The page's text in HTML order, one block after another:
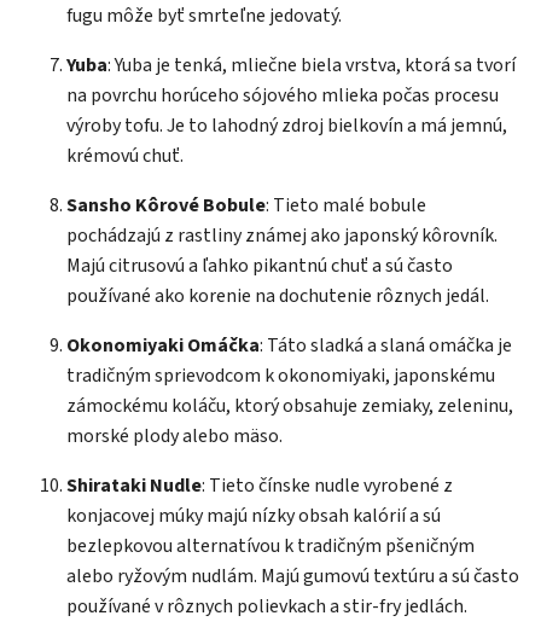
fugu môže byť smrteľne jedovatý.
Yuba: Yuba je tenká, mliečne biela vrstva, ktorá sa tvorí
na povrchu horúceho sójového mlieka počas procesu
výroby tofu. Je to lahodný zdroj bielkovín a má jemnú,
krémovú chuť.
Sansho Kôrové Bobule: Tieto malé bobule
pochádzajú z rastliny známej ako japonský kôrovník.
Majú citrusovú a ľahko pikantnú chuť a sú často
používané ako korenie na dochutenie rôznych jedál.
Okonomiyaki Omáčka: Táto sladká a slaná omáčka je
tradičným sprievodcom k okonomiyaki, japonskému
zámockému koláču, ktorý obsahuje zemiaky, zeleninu,
morské plody alebo mäso.
Shirataki Nudle: Tieto čínske nudle vyrobené z
konjacovej múky majú nízky obsah kalórií a sú
bezlepkovou alternatívou k tradičným pšeničným
alebo ryžovým nudlám. Majú gumovú textúru a sú často
používané v rôznych polievkach a stir-fry jedlách.